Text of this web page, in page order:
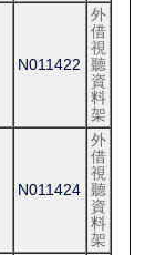
N011422
外
借
視
聽
資
料
架
N011424
外
借
視
聽
資
料
架